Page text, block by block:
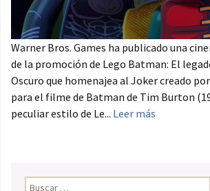
Warner Bros. Games ha publicado una
de la promoción de Lego Batman: El
Oscuro que homenajea al Joker creado
para el filme de Batman de Tim Burton
peculiar estilo de Le... Leer más
Buscar: